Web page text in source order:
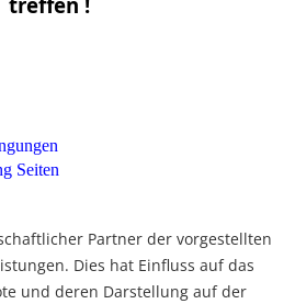
Seiten
Partner der vorgestellten
Dies hat Einfluss auf das
und deren Darstellung auf der